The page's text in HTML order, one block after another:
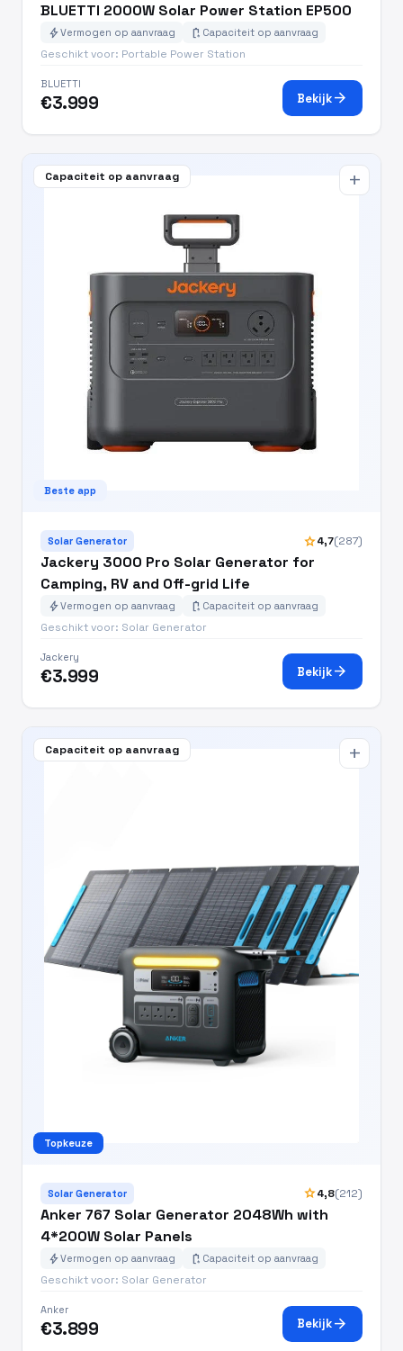
BLUETTI 2000W Solar Power Station EP500
boltVermogen op aanvraag battery_charging_full Capaciteit op aanvraag
Geschikt voor: Portable Power Station
BLUETTI
€3.999 Bekijkarrow_forward
Capaciteit op aanvraag
Beste app
add
Solar Generator star4,7(287)
Jackery 3000 Pro Solar Generator for
Camping, RV and Off-grid Life
boltVermogen op aanvraag battery_charging_full Capaciteit op aanvraag
Geschikt voor: Solar Generator
Jackery
€3.999 Bekijkarrow_forward
Capaciteit op aanvraag
Topkeuze
add
Solar Generator star4,8(212)
Anker 767 Solar Generator 2048Wh with
4*200W Solar Panels
boltVermogen op aanvraag battery_charging_full Capaciteit op aanvraag
Geschikt voor: Solar Generator
Anker
€3.899 Bekijkarrow_forward